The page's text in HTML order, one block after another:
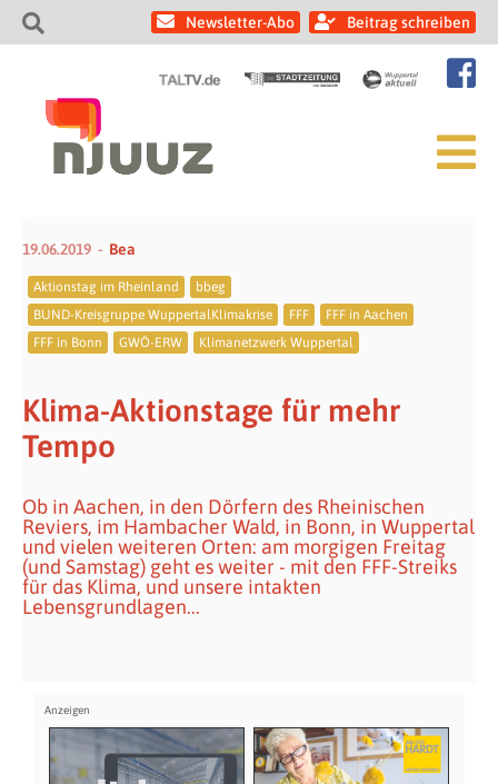
Newsletter-Abo Beitrag schreiben
19.06.2019 Bea
Aktionstag im Rheinland
bbeg
BUND-Kreisgruppe WuppertalKlimakrise
FFF
FFF in Aachen
FFF in Bonn
GWÖ-ERW Klimanetzwerk Wuppertal
Klima-Aktionstage für mehr
Tempo
Ob in Aachen, in den Dörfern des Rheinischen
Reviers, im Hambacher Wald, in Bonn, in Wuppertal
und vielen weiteren Orten: am morgigen Freitag
(und Samstag) geht es weiter - mit den FFF-Streiks
für das Klima, und unsere intakten
Lebensgrundlagen...